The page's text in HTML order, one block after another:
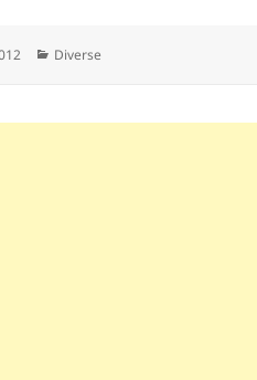
Categorii
Diverse